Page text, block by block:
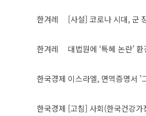
한겨레 [사설] 코로나 시대, 군
한겨레 대법원에 ‘특혜 논란’
한국경제 이스라엘, 면역증명서 '
한국경제 [고침] 사회(한국건강